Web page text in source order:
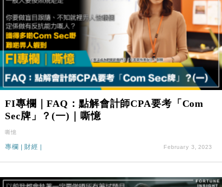
FI專欄｜FAQ：點解會計師CPA要考「Com
Sec牌」？(一)｜嘶憶
嘶憶
專欄 | 財經 | February 3, 2023